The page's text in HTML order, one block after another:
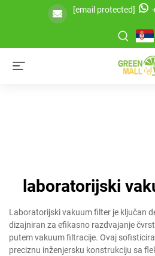
[email protected]
laboratorijski
Laboratorijski vakuum filter je ključan
dizajniran za efikasno razdvajanje
putem vakuum filtracije. Ovaj
preciznu inženjersku konstrukciju sa